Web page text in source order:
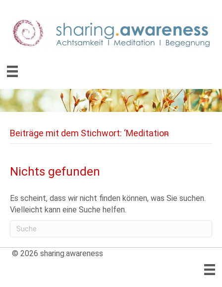
Beiträge mit dem Stichwort: ‘Meditation̵
Nichts gefunden
Es scheint, dass wir nicht finden können, was Sie suchen.
Vielleicht kann eine Suche helfen.
© 2026 sharing.awareness